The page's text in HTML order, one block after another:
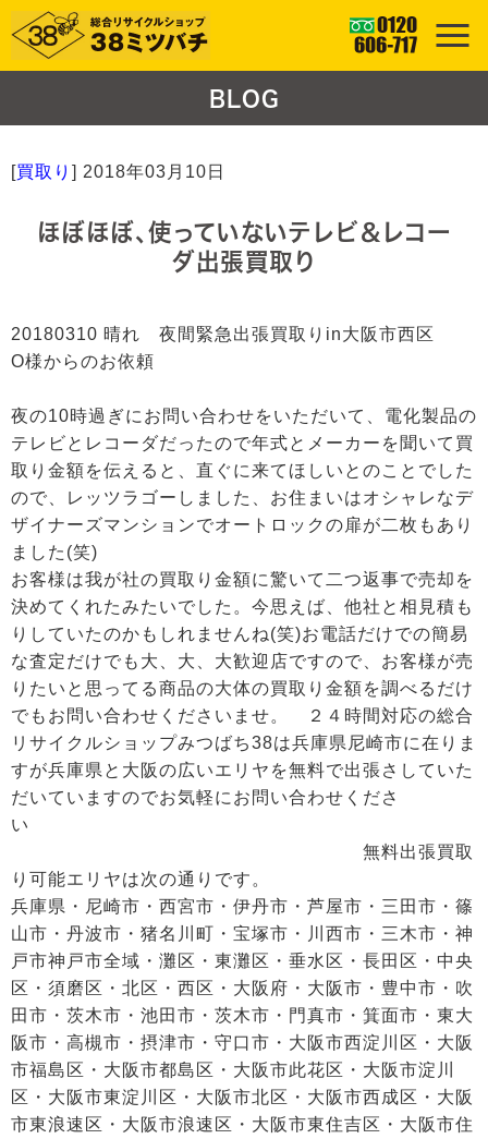
BLOG
[買取り ] 2018年03月10日
ほぼほぼ、使っていないテレビ＆レコー
ダ出張買取り
20180310 晴れ 夜間緊急出張買取りin大阪市西区
O様からのお依頼
夜の10時過ぎにお問い合わせをいただいて、電化製品の
テレビとレコーダだったので年式とメーカーを聞いて買
取り金額を伝えると、直ぐに来てほしいとのことでした
ので、レッツラゴーしました、お住まいはオシャレなデ
ザイナーズマンションでオートロックの扉が二枚もあり
ました(笑)
お客様は我が社の買取り金額に驚いて二つ返事で売却を
決めてくれたみたいでした。今思えば、他社と相見積も
りしていたのかもしれませんね(笑)お電話だけでの簡易
な査定だけでも大、大、大歓迎店ですので、お客様が売
りたいと思ってる商品の大体の買取り金額を調べるだけ
でもお問い合わせくださいませ。 ２４時間対応の総合
リサイクルショップみつばち38は兵庫県尼崎市に在りま
すが兵庫県と大阪の広いエリヤを無料で出張さしていた
だいていますのでお気軽にお問い合わせくださ
い
無料出張買取
り可能エリヤは次の通りです。
兵庫県・尼崎市・西宮市・伊丹市・芦屋市・三田市・篠
山市・丹波市・猪名川町・宝塚市・川西市・三木市・神
戸市神戸市全域・灘区・東灘区・垂水区・長田区・中央
区・須磨区・北区・西区・大阪府・大阪市・豊中市・吹
田市・茨木市・池田市・茨木市・門真市・箕面市・東大
阪市・高槻市・摂津市・守口市・大阪市西淀川区・大阪
市福島区・大阪市都島区・大阪市此花区・大阪市淀川
区・大阪市東淀川区・大阪市北区・大阪市西成区・大阪
市東浪速区・大阪市浪速区・大阪市東住吉区・大阪市住